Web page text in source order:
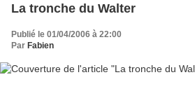
La tronche du Walter
Publié le 01/04/2006 à 22:00
Par Fabien